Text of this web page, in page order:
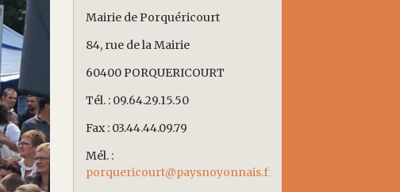
Mairie de Porquéricourt
84, rue de la Mairie
60400 PORQUERICOURT
Tél. : 09.64.29.15.50
Fax : 03.44.44.09.79
Mél. :
porquericourt@paysnoyonnais.fr